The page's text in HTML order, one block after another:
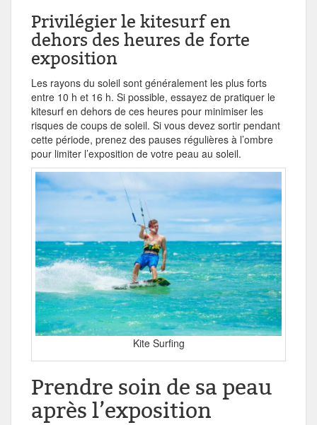
Privilégier le kitesurf en
dehors des heures de forte
exposition
Les rayons du soleil sont généralement les plus forts
entre 10 h et 16 h. Si possible, essayez de pratiquer le
kitesurf en dehors de ces heures pour minimiser les
risques de coups de soleil. Si vous devez sortir pendant
cette période, prenez des pauses régulières à l’ombre
pour limiter l’exposition de votre peau au soleil.
Kite Surfing
Prendre soin de sa peau
après l’exposition